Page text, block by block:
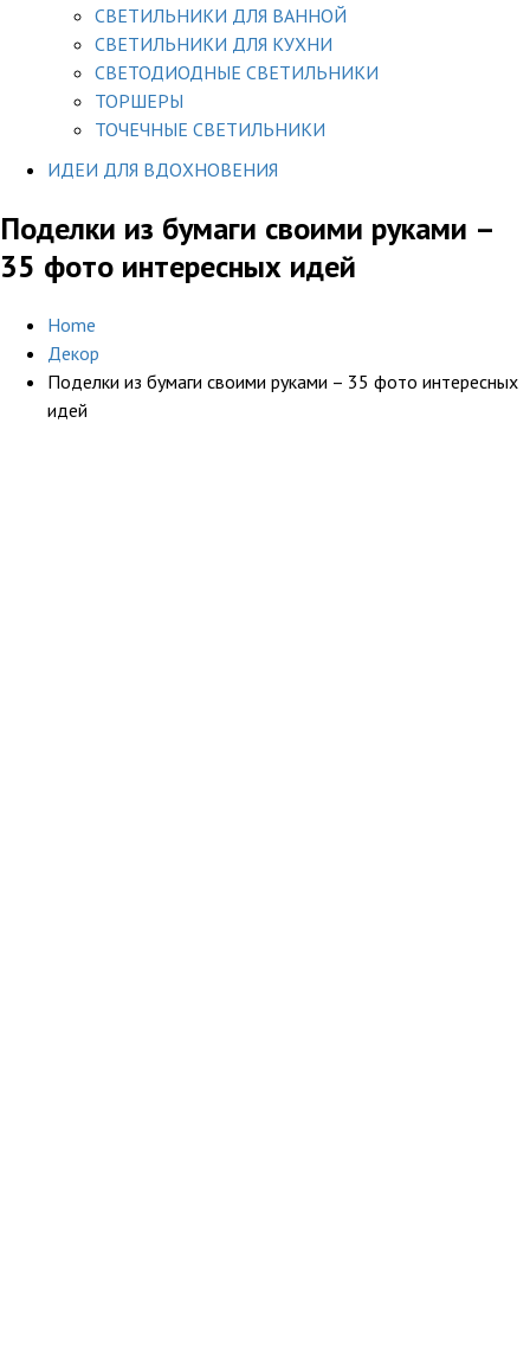
СВЕТИЛЬНИКИ ДЛЯ ВАННОЙ
СВЕТИЛЬНИКИ ДЛЯ КУХНИ
СВЕТОДИОДНЫЕ СВЕТИЛЬНИКИ
ТОРШЕРЫ
ТОЧЕЧНЫЕ СВЕТИЛЬНИКИ
ИДЕИ ДЛЯ ВДОХНОВЕНИЯ
Поделки из бумаги своими руками –
35 фото интересных идей
Home
Декор
Поделки из бумаги своими руками – 35 фото интересных
идей